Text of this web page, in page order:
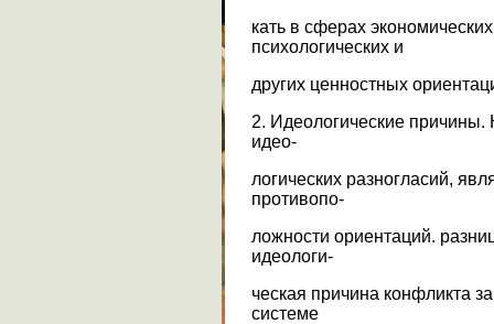
кать в сферах
психологических и
других ценностных
2. Идеологические
идео-
логических разногласий,
противопо-
ложности ориентаций.
идеологи-
ческая причина конфликта
системе